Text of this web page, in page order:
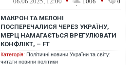
МАКРОН ТА МЕЛОНІ
ПОСПЕРЕЧАЛИСЯ ЧЕРЕЗ УКРАЇНУ,
МЕРЦ НАМАГАЄТЬСЯ ВРЕГУЛЮВАТИ
КОНФЛІКТ, – FT
Категорія: Політичні новини України та світу:
читати новини політики